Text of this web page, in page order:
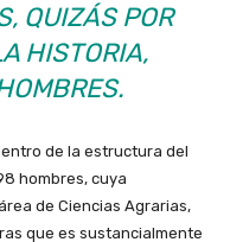
QUIZÁS POR
HISTORIA,
de la estructura del
hombres, cuya
de Ciencias Agrarias,
que es sustancialmente